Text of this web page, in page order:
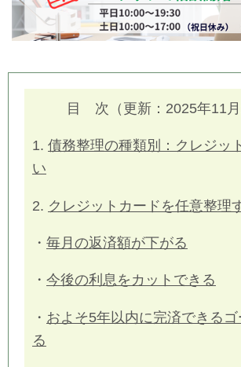
目 次（更新：2025年11月
1. 債務整理の種類別：クレジッ
い
2. クレジットカードを任意整理
・ 毎月の返済額が下がる
・ 今後の利息をカットできる
・ およそ5年以内に完済できるゴ
る